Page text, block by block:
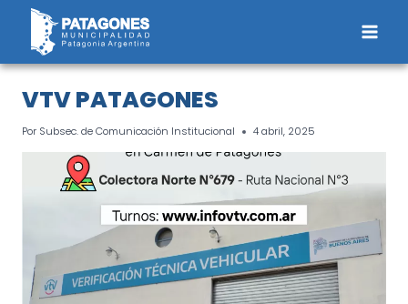
Saltar
contenido
VTV PATAGONES
Por Subsec. de Comunicación Institucional 4 abril, 2025